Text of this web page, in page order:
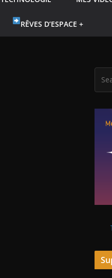
RÊVES D’ESPACE +